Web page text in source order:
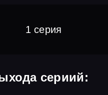
1 серия
сериий: